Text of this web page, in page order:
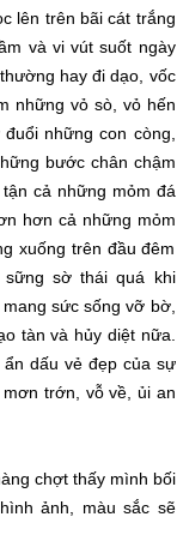
lên trên bãi cát trắng
và vi vút suốt ngày
thường hayđi dạo, vốc
những vỏ sò, vỏ hến
những con còng,
bước chân chậm
cả những mỏm đá
hơn cả những mỏm
xuống trên đầu đêm
, sững sờthái quá khi
mang sức sống vỡ bờ,
tàn và hủy diệt nữa.
dấu vẻ đẹp của sự
mơn trớn vỗ về , ủi an
chợt thấy mình bối
hình ảnh , màu sắc sẽ